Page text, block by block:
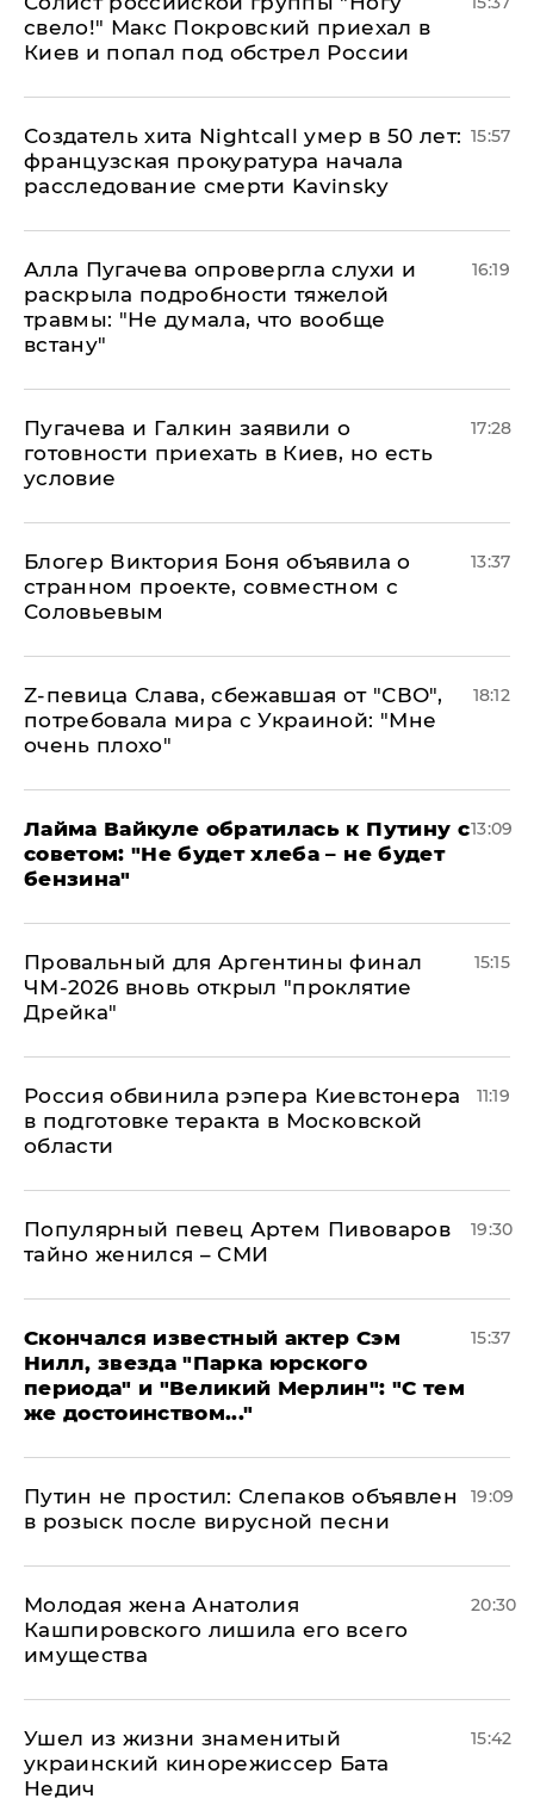
свело!" Макс Покровский приехал в
Киев и попал под обстрел России
Создатель хита Nightcall умер в 50 лет:
французская прокуратура начала
расследование смерти Kavinsky
15:57
Алла Пугачева опровергла слухи и
раскрыла подробности тяжелой
травмы: "Не думала, что вообще
встану"
16:19
Пугачева и Галкин заявили о
готовности приехать в Киев, но есть
условие
17:28
Блогер Виктория Боня объявила о
странном проекте, совместном с
Соловьевым
13:37
Z-певица Слава, сбежавшая от "СВО",
потребовала мира с Украиной: "Мне
очень плохо"
18:12
Лайма Вайкуле обратилась к Путину с
советом: "Не будет хлеба – не будет
бензина"
13:09
Провальный для Аргентины финал
ЧМ-2026 вновь открыл "проклятие
Дрейка"
15:15
Россия обвинила рэпера Киевстонера
в подготовке теракта в Московской
области
11:19
Популярный певец Артем Пивоваров
тайно женился – СМИ
19:30
Скончался известный актер Сэм
Нилл, звезда "Парка юрского
периода" и "Великий Мерлин": "С тем
же достоинством..."
15:37
Путин не простил: Слепаков объявлен
в розыск после вирусной песни
19:09
Молодая жена Анатолия
Кашпировского лишила его всего
имущества
20:30
Ушел из жизни знаменитый
украинский кинорежиссер Бата
Недич
15:42